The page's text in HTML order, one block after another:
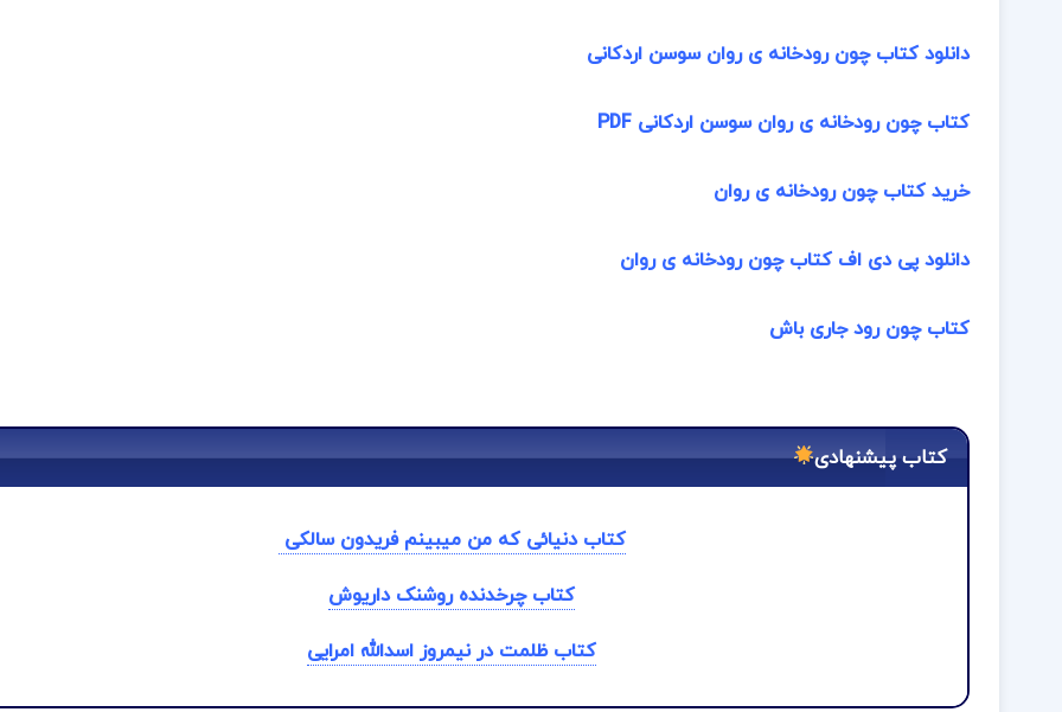
دانلود کتاب چون رودخانه ی روان سوسن اردکانی
کتاب چون رودخانه ی روان سوسن اردکانی PDF
خرید کتاب چون رودخانه ی روان
دانلود پی دی اف کتاب چون رودخانه ی روان
کتاب چون رود جاری باش
کتاب پیشنهادی
کتاب دنیائی که من میبینم فریدون سالکی
کتاب چرخدنده روشنک داریوش
کتاب ظلمت در نیمروز اسدالله امرایی